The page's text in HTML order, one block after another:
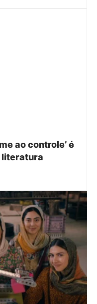
ao controle’ é
literatura